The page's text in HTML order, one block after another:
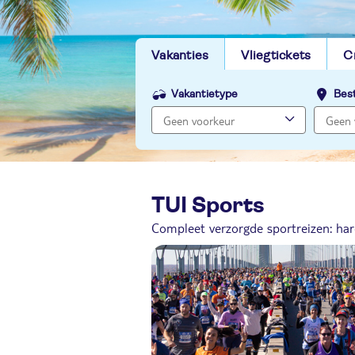
Vakanties Vliegtickets
Vakantietype
TUI Sports
Compleet verzorgde sportreizen: